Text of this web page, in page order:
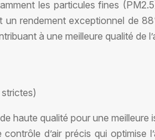
les particules fines
rendement exceptionnel de
à une meilleure qualité de
haute qualité pour une
d’air précis qui optimise